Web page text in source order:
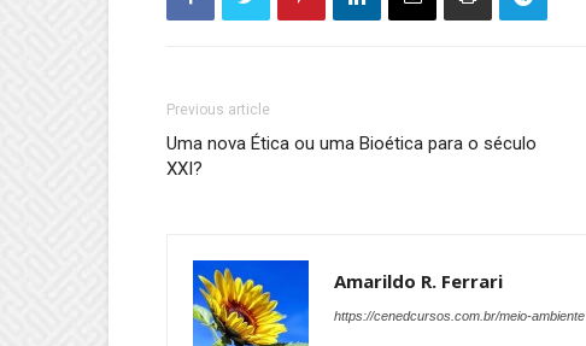
Previous article
Uma nova Ética ou uma Bioética para o século
XXI?
Amarildo R. Ferrari
https://cenedcursos.com.br/meio-ambiente